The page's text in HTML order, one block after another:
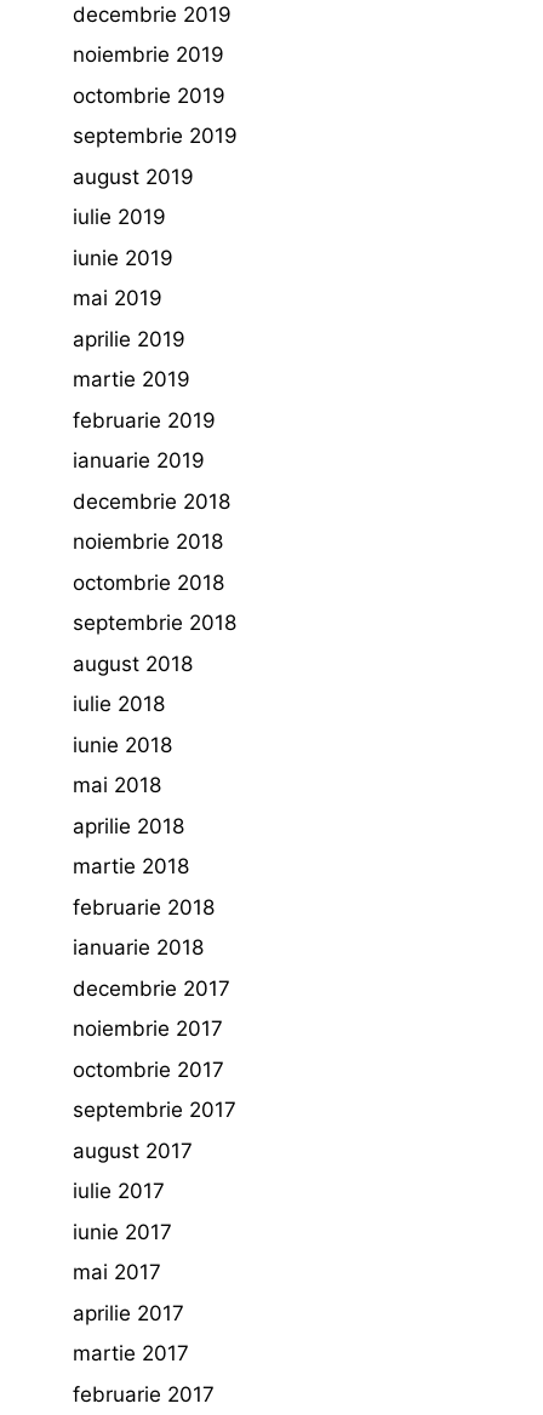
decembrie 2019
noiembrie 2019
octombrie 2019
septembrie 2019
august 2019
iulie 2019
iunie 2019
mai 2019
aprilie 2019
martie 2019
februarie 2019
ianuarie 2019
decembrie 2018
noiembrie 2018
octombrie 2018
septembrie 2018
august 2018
iulie 2018
iunie 2018
mai 2018
aprilie 2018
martie 2018
februarie 2018
ianuarie 2018
decembrie 2017
noiembrie 2017
octombrie 2017
septembrie 2017
august 2017
iulie 2017
iunie 2017
mai 2017
aprilie 2017
martie 2017
februarie 2017